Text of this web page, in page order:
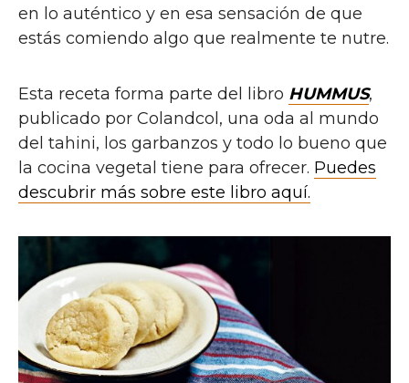
en lo auténtico y en esa sensación de que
estás comiendo algo que realmente te nutre.
Esta receta forma parte del libro HUMMUS,
publicado por Colandcol, una oda al mundo
del tahini, los garbanzos y todo lo bueno que
la cocina vegetal tiene para ofrecer. Puedes
descubrir más sobre este libro aquí.